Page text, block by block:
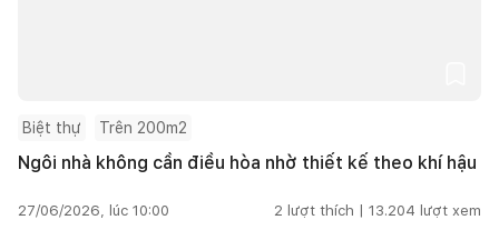
Biệt thự Trên 200m2
Ngôi nhà không cần điều hòa nhờ thiết kế theo khí hậu
27/06/2026, lúc 10:00 2 lượt thích | 13.204 lượt xem